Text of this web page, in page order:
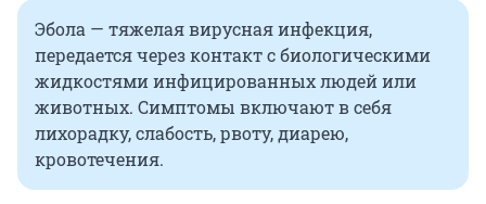
Эбола — тяжелая вирусная инфекция,
передается через контакт с биологическими
жидкостями инфицированных людей или
животных. Симптомы включают в себя
лихорадку, слабость, рвоту, диарею,
кровотечения.